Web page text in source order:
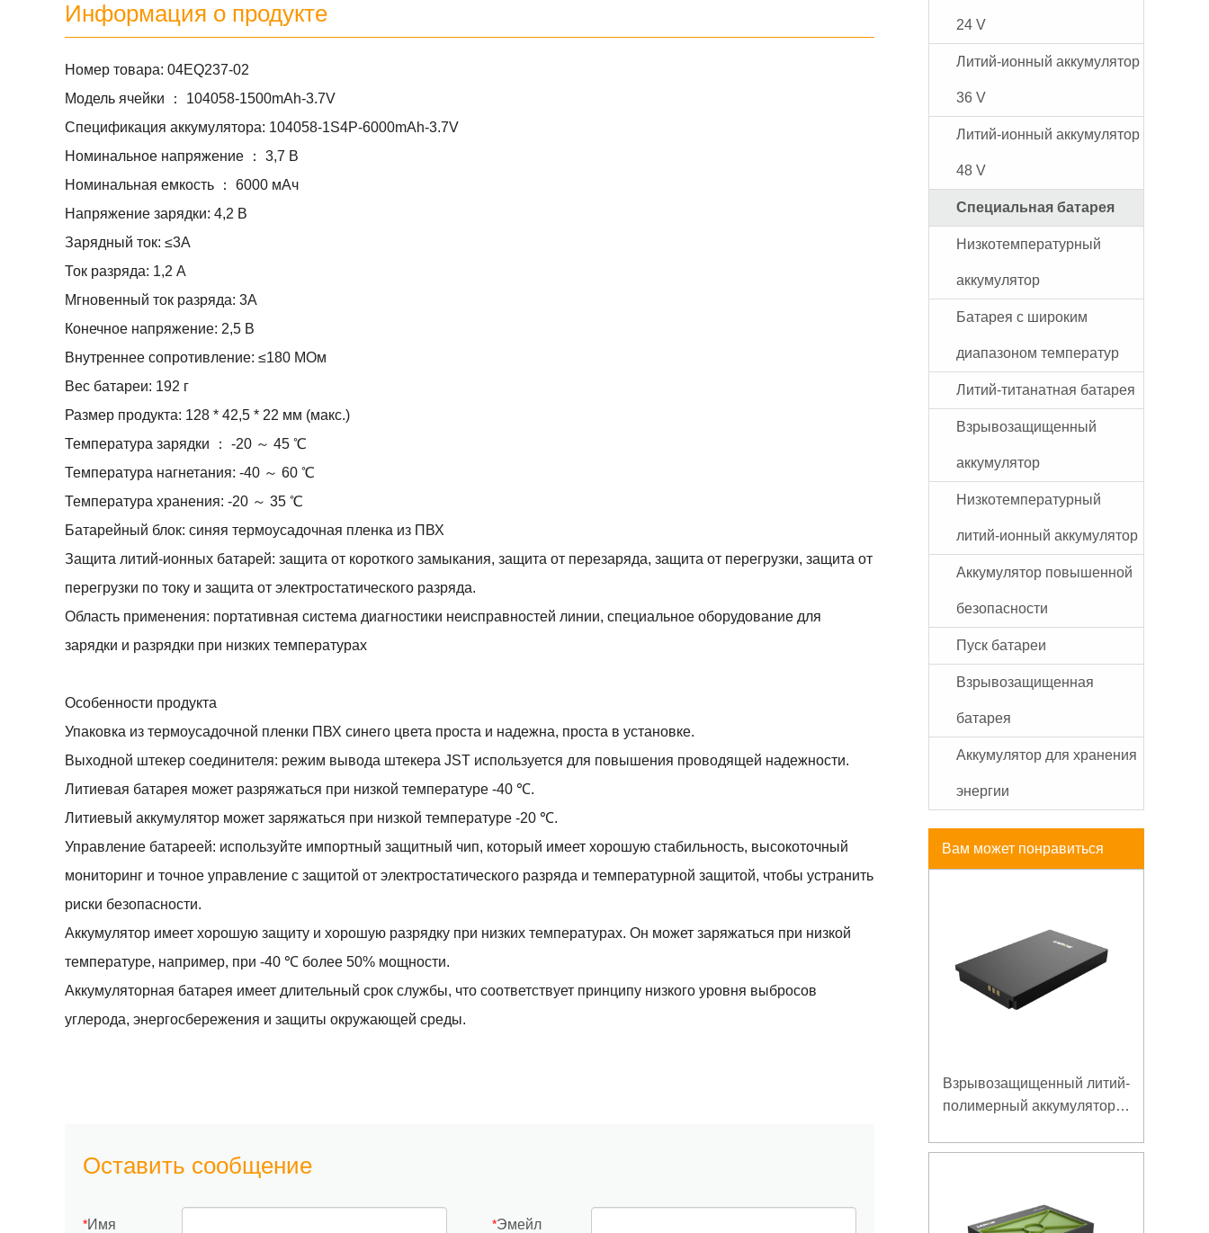
Информация о продукте
Номер товара: 04EQ237-02
Модель ячейки ： 104058-1500mAh-3.7V
Спецификация аккумулятора: 104058-1S4P-6000mAh-3.7V
Номинальное напряжение ： 3,7 В
Номинальная емкость ： 6000 мАч
Напряжение зарядки: 4,2 В
Зарядный ток: ≤3A
Ток разряда: 1,2 А
Мгновенный ток разряда: 3А
Конечное напряжение: 2,5 В
Внутреннее сопротивление: ≤180 МОм
Вес батареи: 192 г
Размер продукта: 128 * 42,5 * 22 мм (макс.)
Температура зарядки ： -20 ～ 45 ℃
Температура нагнетания: -40 ～ 60 ℃
Температура хранения: -20 ～ 35 ℃
Батарейный блок: синяя термоусадочная пленка из ПВХ
Защита литий-ионных батарей: защита от короткого замыкания, защита от перезаряда, защита от перегрузки, защита от
перегрузки по току и защита от электростатического разряда.
Область применения: портативная система диагностики неисправностей линии, специальное оборудование для
зарядки и разрядки при низких температурах
Особенности продукта
Упаковка из термоусадочной пленки ПВХ синего цвета проста и надежна, проста в установке.
Выходной штекер соединителя: режим вывода штекера JST используется для повышения проводящей надежности.
Литиевая батарея может разряжаться при низкой температуре -40 ℃.
Литиевый аккумулятор может заряжаться при низкой температуре -20 ℃.
Управление батареей: используйте импортный защитный чип, который имеет хорошую стабильность, высокоточный
мониторинг и точное управление с защитой от электростатического разряда и температурной защитой, чтобы устранить
риски безопасности.
Аккумулятор имеет хорошую защиту и хорошую разрядку при низких температурах. Он может заряжаться при низкой
температуре, например, при -40 ℃ более 50% мощности.
Аккумуляторная батарея имеет длительный срок службы, что соответствует принципу низкого уровня выбросов
углерода, энергосбережения и защиты окружающей среды.
Оставить сообщение
*Имя *Эмейл
24 V
Литий-ионный аккумулятор
36 V
Литий-ионный аккумулятор
48 V
Специальная батарея
Низкотемпературный
аккумулятор
Батарея с широким
диапазоном температур
Литий-титанатная батарея
Взрывозащищенный
аккумулятор
Низкотемпературный
литий-ионный аккумулятор
Аккумулятор повышенной
безопасности
Пуск батареи
Взрывозащищенная
батарея
Аккумулятор для хранения
энергии
Вам может понравиться
Взрывозащищенный литий-
полимерный аккумулятор
специального мобильного